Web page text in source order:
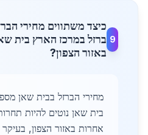
9
כיצד משתווים מחירי
ברזל במרכז הארץ בית
באזור הצפון?
מחירי הברזל בבית שאן
בית שאן נוטים להיות
אחרות באזור הצפון,